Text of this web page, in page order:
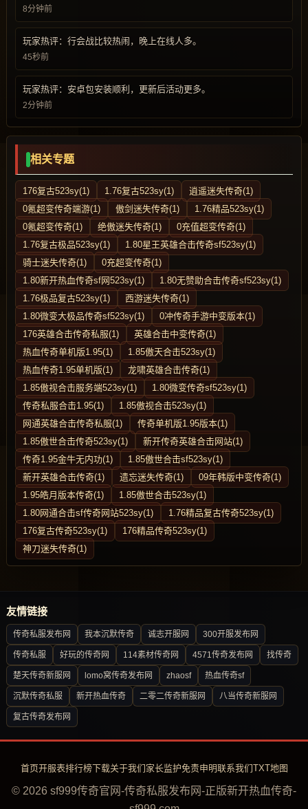
8分钟前
玩家热评：行会战比较热闹，晚上在线人多。
45秒前
玩家热评：安卓包安装顺利，更新后活动更多。
2分钟前
相关专题
176复古523sy(1) 1.76复古523sy(1)
逍遥迷失传奇(1)
0氪超变传奇端游(1)
傲剑迷失传奇(1)
1.76精品523sy(1)
0氪超变传奇(1)
绝傲迷失传奇(1)
0充值超变传奇(1)
1.76复古极品523sy(1)
1.80星王英雄合击传奇sf523sy(1)
骑士迷失传奇(1)
0充超变传奇(1)
1.80新开热血传奇sf网523sy(1)
1.80无赞助合击传奇sf523sy(1)
1.76极品复古523sy(1)
西游迷失传奇(1)
1.80微变大极品传奇sf523sy(1)
0冲传奇手游中变版本(1)
176英雄合击传奇私服(1)
英雄合击中变传奇(1)
热血传奇单机版1.95(1)
1.85傲天合击523sy(1)
热血传奇1.95单机版(1)
龙啸英雄合击传奇(1)
1.85傲视合击服务端523sy(1)
1.80微变传奇sf523sy(1)
传奇私服合击1.95(1)
1.85傲视合击523sy(1)
网通英雄合击传奇私服(1)
传奇单机版1.95版本(1)
1.85傲世合击传奇523sy(1)
新开传奇英雄合击网站(1)
传奇1.95金牛无内功(1)
1.85傲世合击sf523sy(1)
新开英雄合击传奇(1)
遗忘迷失传奇(1)
09年韩版中变传奇(1)
1.95皓月版本传奇(1)
1.85傲世合击523sy(1)
1.80网通合击sf传奇网站523sy(1)
1.76精品复古传奇523sy(1)
176复古传奇523sy(1)
176精品传奇523sy(1)
神刀迷失传奇(1)
友情链接
传奇私服发布网 我本沉默传奇 诚志开服网 300开服发布网
传奇私服 好玩的传奇网 114素材传奇网 4571传奇发布网 找传奇
楚天传奇新服网 lomo窝传奇发布网 zhaosf 热血传奇sf
沉默传奇私服 新开热血传奇 二零二传奇新服网 八当传奇新服网
复古传奇发布网
首页开服表排行榜下载关于我们 家长监护免责申明联系我们TXT地图
© 2026 sf999传奇官网-传奇私服发布网-正版新开热血传奇-